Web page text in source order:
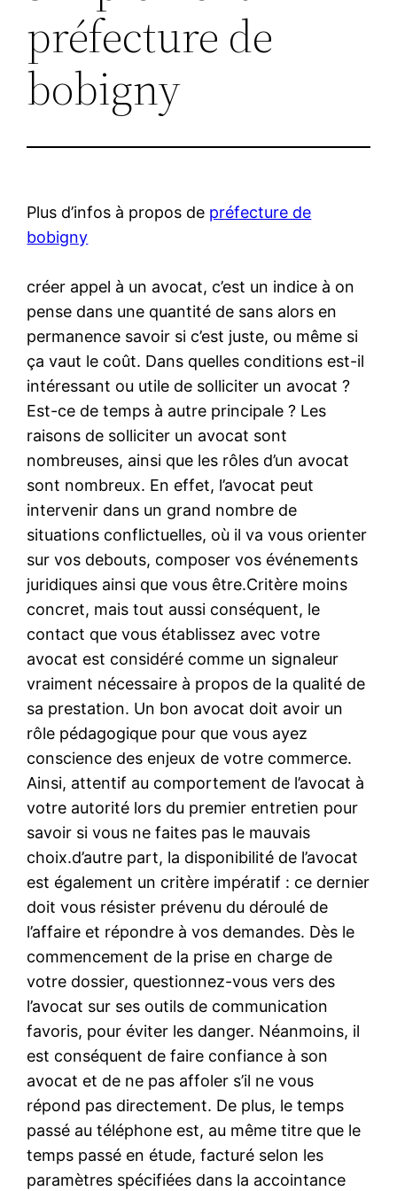
préfecture de
bobigny
Plus d’infos à propos de préfecture de
bobigny
créer appel à un avocat, c’est un indice à on
pense dans une quantité de sans alors en
permanence savoir si c’est juste, ou même si
ça vaut le coût. Dans quelles conditions est-il
intéressant ou utile de solliciter un avocat ?
Est-ce de temps à autre principale ? Les
raisons de solliciter un avocat sont
nombreuses, ainsi que les rôles d’un avocat
sont nombreux. En effet, l’avocat peut
intervenir dans un grand nombre de
situations conflictuelles, où il va vous orienter
sur vos debouts, composer vos événements
juridiques ainsi que vous être.Critère moins
concret, mais tout aussi conséquent, le
contact que vous établissez avec votre
avocat est considéré comme un signaleur
vraiment nécessaire à propos de la qualité de
sa prestation. Un bon avocat doit avoir un
rôle pédagogique pour que vous ayez
conscience des enjeux de votre commerce.
Ainsi, attentif au comportement de l’avocat à
votre autorité lors du premier entretien pour
savoir si vous ne faites pas le mauvais
choix.d’autre part, la disponibilité de l’avocat
est également un critère impératif : ce dernier
doit vous résister prévenu du déroulé de
l’affaire et répondre à vos demandes. Dès le
commencement de la prise en charge de
votre dossier, questionnez-vous vers des
l’avocat sur ses outils de communication
favoris, pour éviter les danger. Néanmoins, il
est conséquent de faire confiance à son
avocat et de ne pas affoler s’il ne vous
répond pas directement. De plus, le temps
passé au téléphone est, au même titre que le
temps passé en étude, facturé selon les
paramètres spécifiées dans la accointance